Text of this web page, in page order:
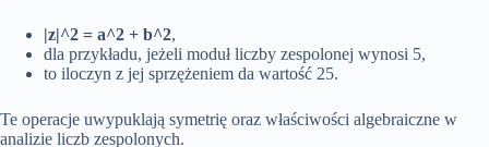
|z|^2 = a^2 + b^2,
dla przykładu, jeżeli moduł liczby zespolonej wynosi 5,
to iloczyn z jej sprzężeniem da wartość 25.
Te operacje uwypuklają symetrię oraz właściwości algebraiczne w
analizie liczb zespolonych.